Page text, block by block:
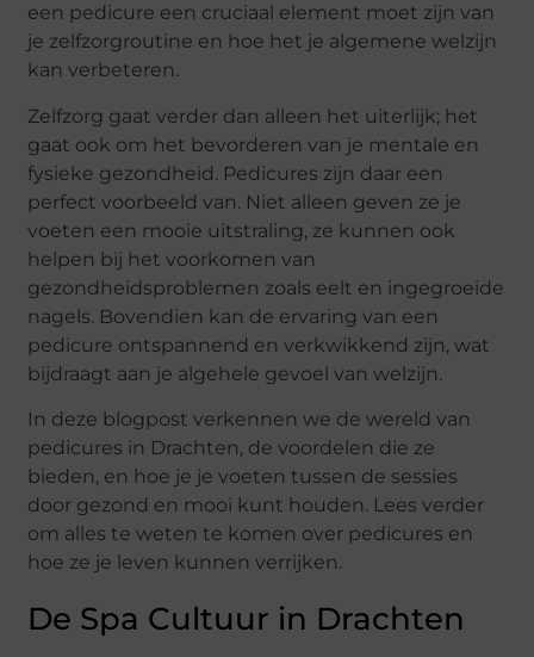
een pedicure een cruciaal element moet zijn van
je zelfzorgroutine en hoe het je algemene welzijn
kan verbeteren.
Zelfzorg gaat verder dan alleen het uiterlijk; het
gaat ook om het bevorderen van je mentale en
fysieke gezondheid. Pedicures zijn daar een
perfect voorbeeld van. Niet alleen geven ze je
voeten een mooie uitstraling, ze kunnen ook
helpen bij het voorkomen van
gezondheidsproblemen zoals eelt en ingegroeide
nagels. Bovendien kan de ervaring van een
pedicure ontspannend en verkwikkend zijn, wat
bijdraagt aan je algehele gevoel van welzijn.
In deze blogpost verkennen we de wereld van
pedicures in Drachten, de voordelen die ze
bieden, en hoe je je voeten tussen de sessies
door gezond en mooi kunt houden. Lees verder
om alles te weten te komen over pedicures en
hoe ze je leven kunnen verrijken.
De Spa Cultuur in Drachten